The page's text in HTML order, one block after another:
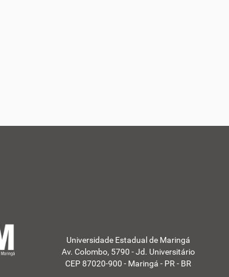
Universidade Estadual de Maringá
Av. Colombo, 5790 - Jd. Universitário
CEP 87020-900 - Maringá - PR - BR